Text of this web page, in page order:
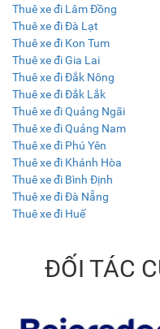
Thuê xe đi Lâm Đồng
Thuê xe đi Đà Lạt
Thuê xe đi Kon Tum
Thuê xe đi Gia Lai
Thuê xe đi Đắk Nông
Thuê xe đi Đắk Lắk
Thuê xe đi Quảng Ngãi
Thuê xe đi Quảng Nam
Thuê xe đi Phú Yên
Thuê xe đi Khánh Hòa
Thuê xe đi Bình Định
Thuê xe đi Đà Nẵng
Thuê xe đi Huế
ĐỐI TÁC